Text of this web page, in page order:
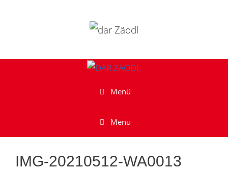
Menü
Menü
IMG-20210512-WA0013